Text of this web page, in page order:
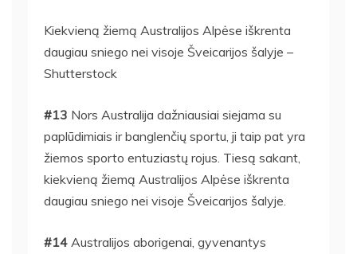
Kiekvieną žiemą Australijos Alpėse iškrenta
daugiau sniego nei visoje Šveicarijos šalyje –
Shutterstock
#13 Nors Australija dažniausiai siejama su
paplūdimiais ir banglenčių sportu, ji taip pat yra
žiemos sporto entuziastų rojus. Tiesą sakant,
kiekvieną žiemą Australijos Alpėse iškrenta
daugiau sniego nei visoje Šveicarijos šalyje.
#14 Australijos aborigenai, gyvenantys